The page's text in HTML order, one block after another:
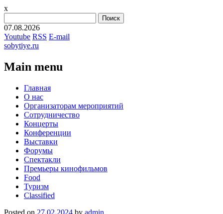
x
07.08.2026
Youtube RSS E-mail
sobytiye.ru
Main menu
Skip
content
Главная
О нас
Организаторам мероприятий
Сотрудничество
Концерты
Конференции
Выставки
Форумы
Спектакли
Премьеры кинофильмов
Food
Туризм
Сlassified
Posted on 27.02.2024 by admin